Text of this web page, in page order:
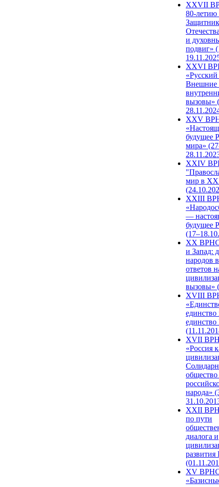
ХХVII
80-
и
подвиг»
XXVI
Внешние
вызовы»
XXV
будущее
мира»
XXIV
мир в
XXIII
—
будущее
XX ВРНС
и Запад:
народов
ответов
вызовы»
XVIII
единство
единство
XVII
«Россия
народа»
XXII
по пути
диалога и
развития
XV